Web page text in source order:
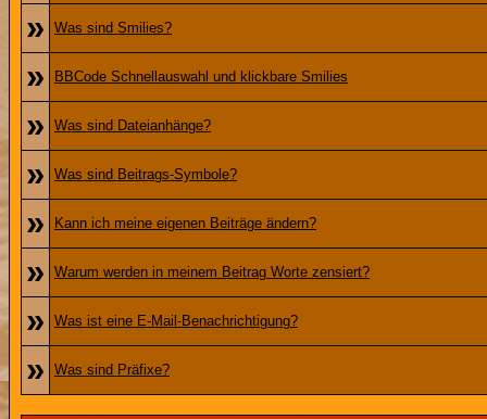
» Was sind Smilies?
» BBCode Schnellauswahl und klickbare Smilies
» Was sind Dateianhänge?
» Was sind Beitrags-Symbole?
» Kann ich meine eigenen Beiträge ändern?
» Warum werden in meinem Beitrag Worte zensiert?
» Was ist eine E-Mail-Benachrichtigung?
» Was sind Präfixe?